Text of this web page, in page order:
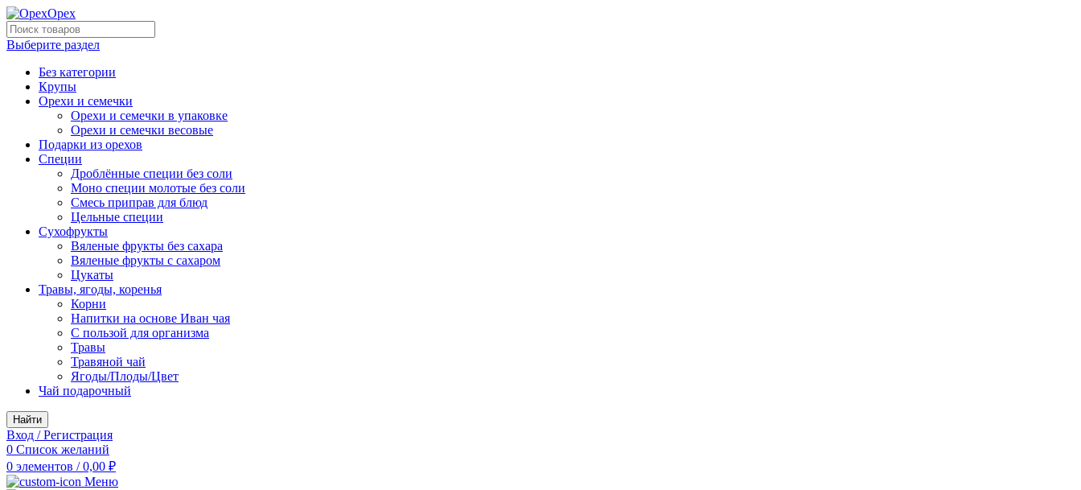
Выберите раздел
Без категории
Крупы
Орехи и семечки
Орехи и семечки в упаковке
Орехи и семечки весовые
Подарки из орехов
Специи
Дроблённые специи без соли
Моно специи молотые без соли
Смесь приправ для блюд
Цельные специи
Сухофрукты
Вяленые фрукты без сахара
Вяленые фрукты с сахаром
Цукаты
Травы, ягоды, коренья
Корни
Напитки на основе Иван чая
С пользой для организма
Травы
Травяной чай
Ягоды/Плоды/Цвет
Чай подарочный
Найти
Вход / Регистрация
0 Список желаний
0 элементов / 0,00 ₽
Меню